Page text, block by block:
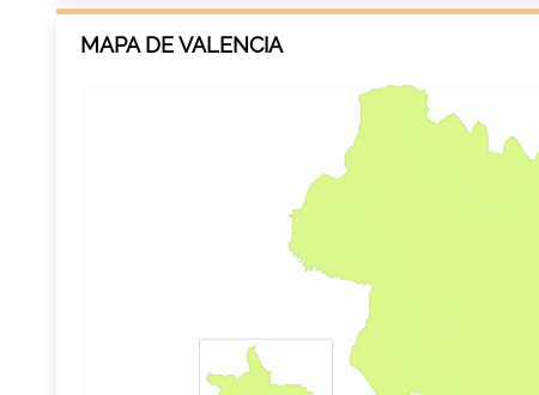
MAPA DE VALENCIA